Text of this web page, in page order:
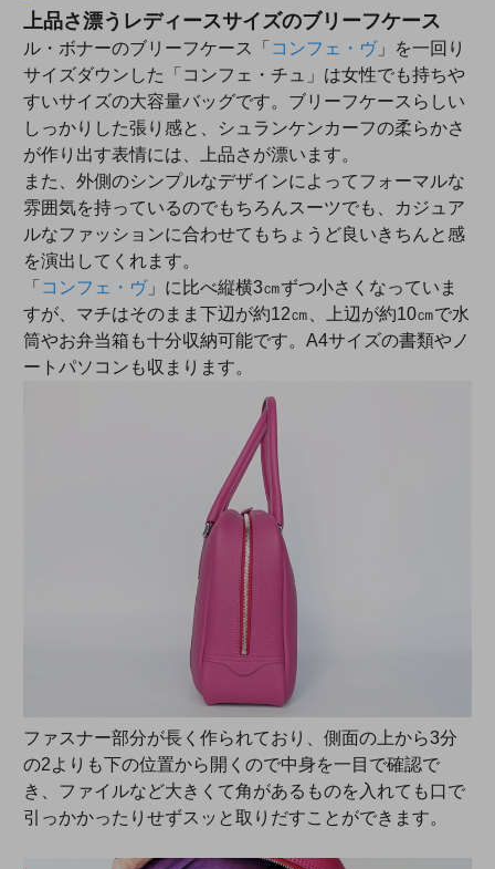
上品さ漂うレディースサイズのブリーフケース
ル・ボナーのブリーフケース「 コンフェ・ヴ」を一回り
サイズダウンした「コンフェ・チュ」は女性でも持ちや
すいサイズの大容量バッグです。ブリーフケースらしい
しっかりした張り感と、シュランケンカーフの柔らかさ
が作り出す表情には、上品さが漂います。
また、外側のシンプルなデザインによってフォーマルな
雰囲気を持っているのでもちろんスーツでも、カジュア
ルなファッションに合わせてもちょうど良いきちんと感
を演出してくれます。
「 コンフェ・ヴ」に比べ縦横3㎝ずつ小さくなっていま
すが、マチはそのまま下辺が約12㎝、上辺が約10㎝で水
筒やお弁当箱も十分収納可能です。A4サイズの書類やノ
ートパソコンも収まります。
ファスナー部分が長く作られており、側面の上から3分
の2よりも下の位置から開くので中身を一目で確認で
き、ファイルなど大きくて角があるものを入れても口で
引っかかったりせずスッと取りだすことができます。